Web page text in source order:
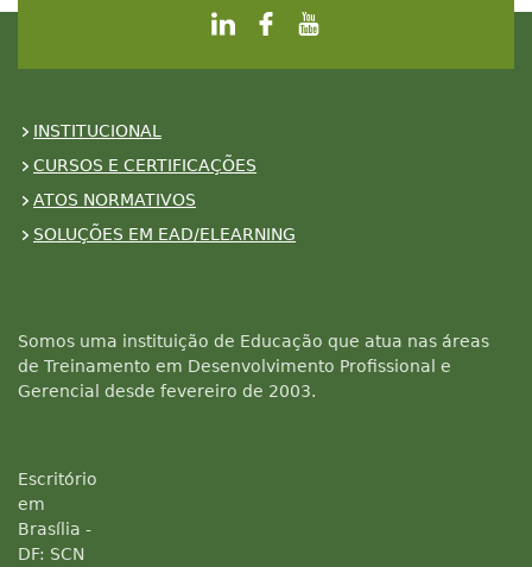
INSTITUCIONAL
CURSOS E CERTIFICAÇÕES
ATOS NORMATIVOS
SOLUÇÕES EM EAD/ELEARNING
Somos uma instituição de Educação que atua nas áreas
de Treinamento em Desenvolvimento Profissional e
Gerencial desde fevereiro de 2003.
Escritório
em
Brasília -
DF: SCN